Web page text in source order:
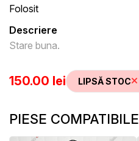
Folosit
Descriere
Stare buna.
150.00 lei LIPSĂ STOC
PIESE COMPATIBILE